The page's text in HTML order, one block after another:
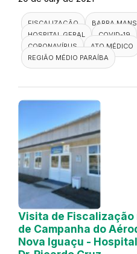
FISCALIZAÇÃO BARRA
HOSPITAL GERAL
COVID-19
CORONAVÍRUS
ATO MÉDICO
REGIÃO MÉDIO PARAÍBA
Visita de Fiscalização
de Campanha do
Nova Iguaçu -